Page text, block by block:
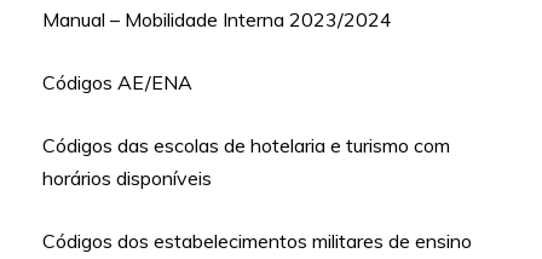
Manual – Mobilidade Interna 2023/2024
Códigos AE/ENA
Códigos das escolas de hotelaria e turismo com
horários disponíveis
Códigos dos estabelecimentos militares de ensino